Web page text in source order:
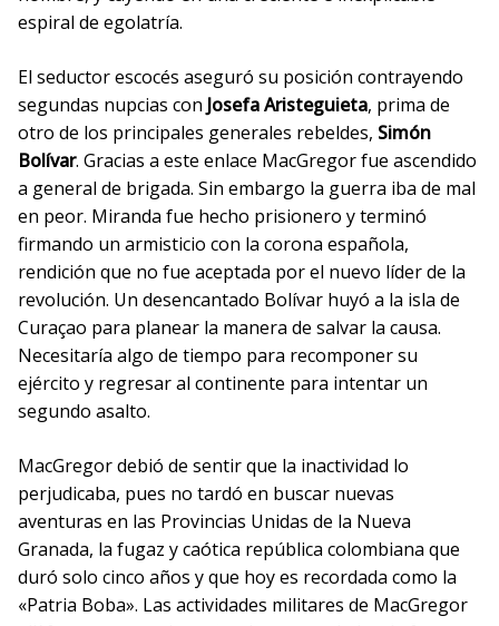
espiral de egolatría.
El seductor escocés aseguró su posición contrayendo
segundas nupcias con Josefa Aristeguieta, prima de
otro de los principales generales rebeldes, Simón
Bolívar. Gracias a este enlace MacGregor fue ascendido
a general de brigada. Sin embargo la guerra iba de mal
en peor. Miranda fue hecho prisionero y terminó
firmando un armisticio con la corona española,
rendición que no fue aceptada por el nuevo líder de la
revolución. Un desencantado Bolívar huyó a la isla de
Curaçao para planear la manera de salvar la causa.
Necesitaría algo de tiempo para recomponer su
ejército y regresar al continente para intentar un
segundo asalto.
MacGregor debió de sentir que la inactividad lo
perjudicaba, pues no tardó en buscar nuevas
aventuras en las Provincias Unidas de la Nueva
Granada, la fugaz y caótica república colombiana que
duró solo cinco años y que hoy es recordada como la
«Patria Boba». Las actividades militares de MacGregor